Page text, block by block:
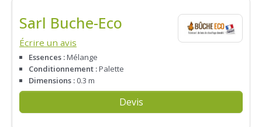
Sarl Buche-Eco
Écrire un avis
Essences :Mélange
Conditionnement :Palette
Dimensions : 0.3 m
Devis